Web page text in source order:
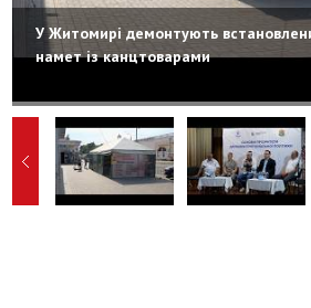
У Житомирі демонтують
намет із канцтоварами